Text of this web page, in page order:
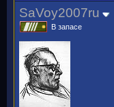
SaVoy2007ru
В запасе